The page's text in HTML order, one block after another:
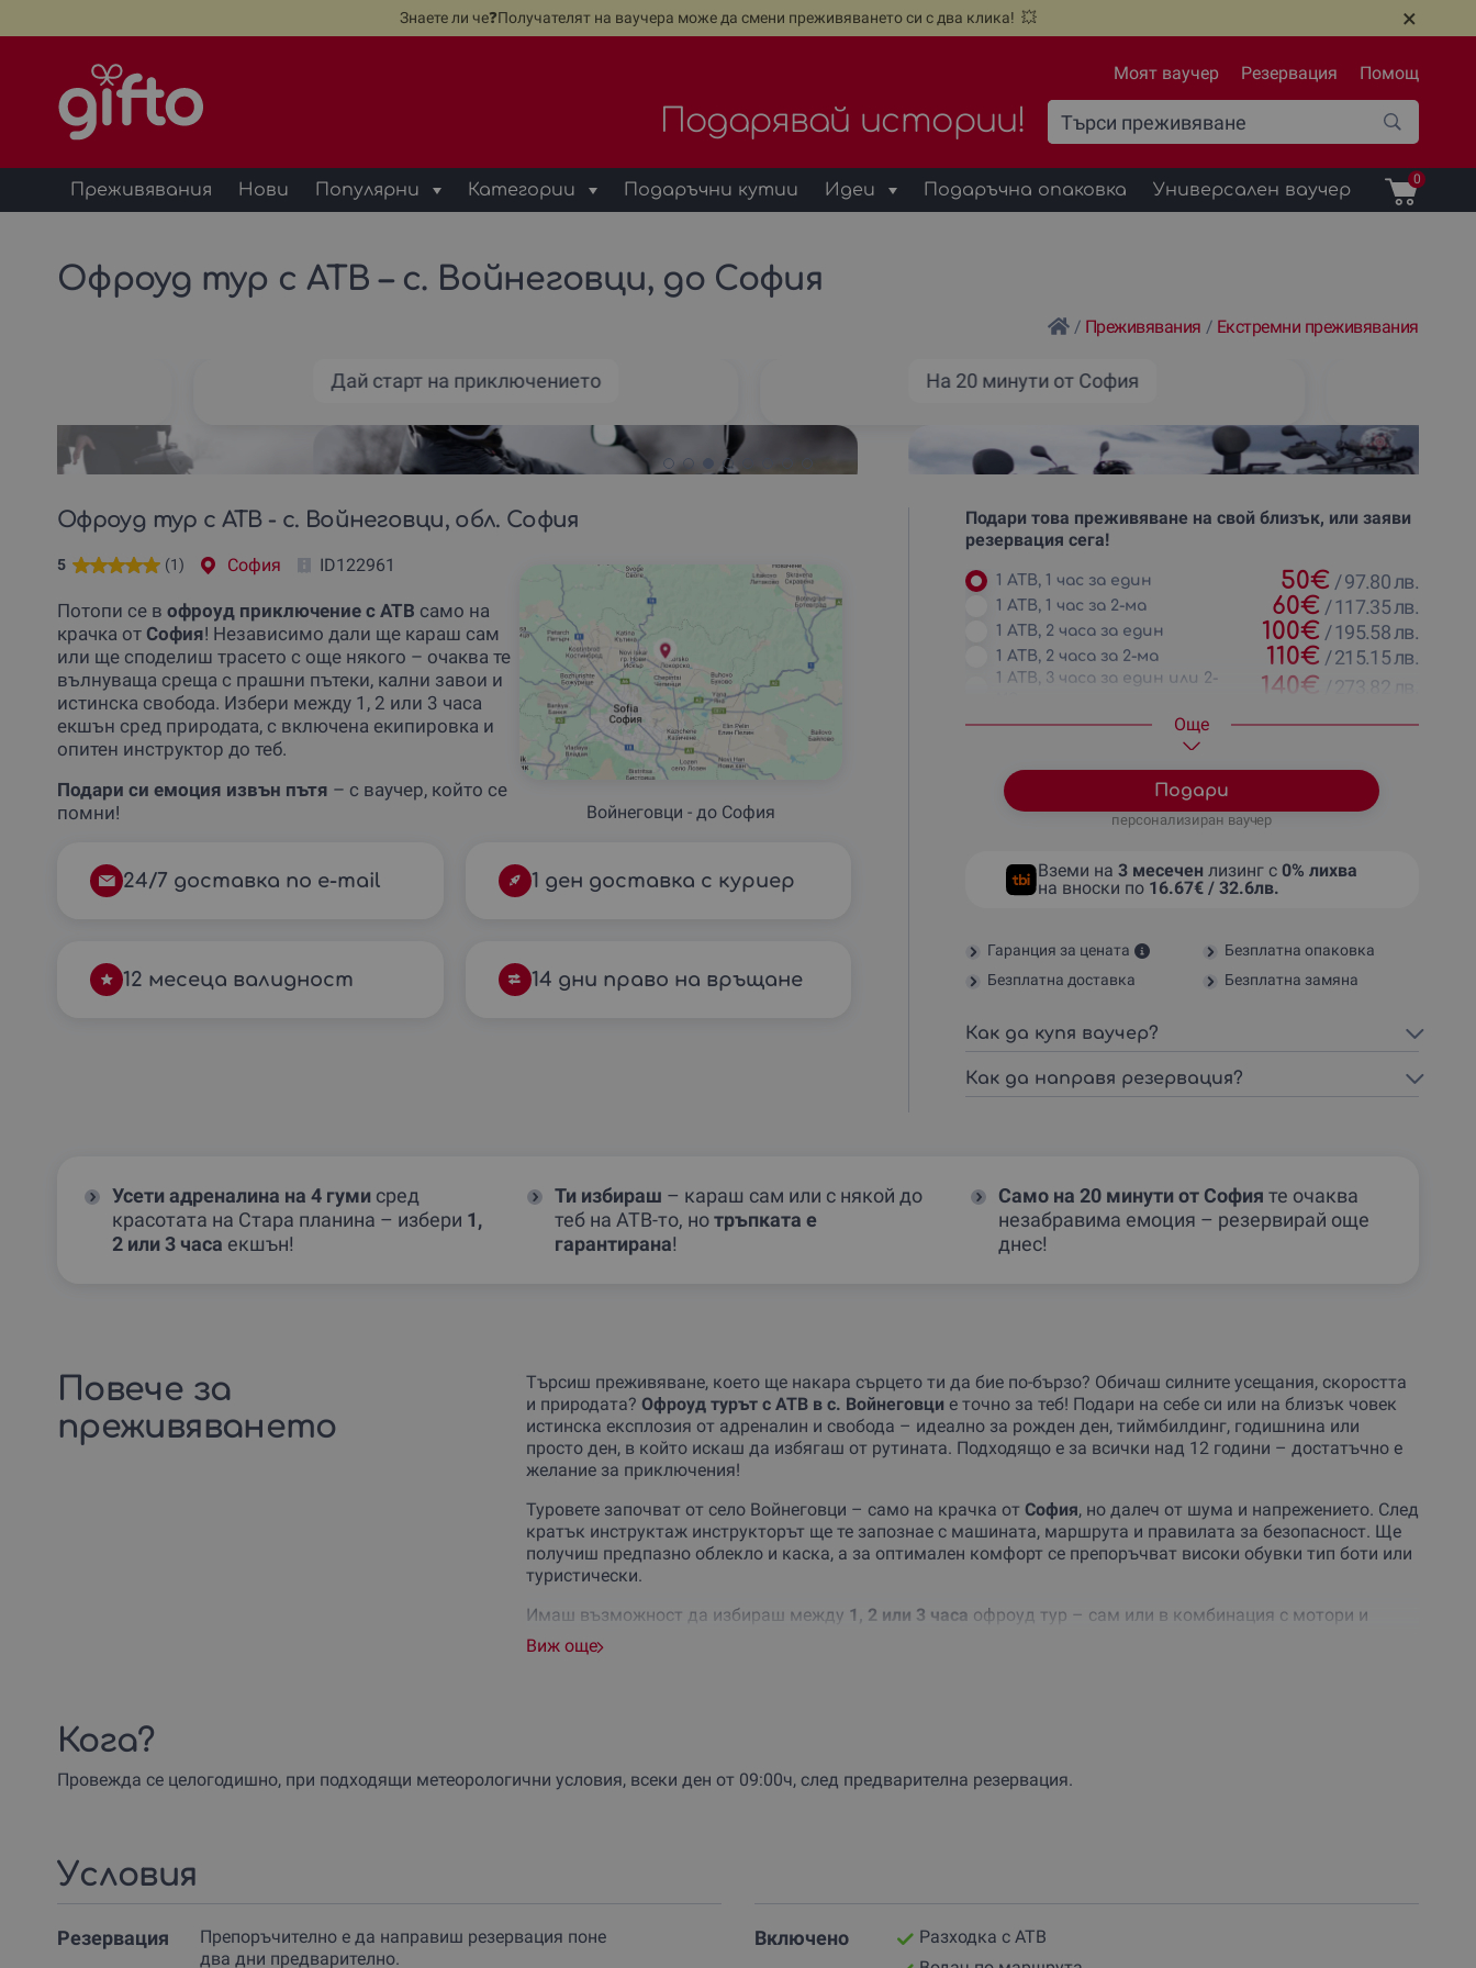
Знаете ли че❓Получателят на ваучера може да смени преживяването си с два клика! 💥 ×
Моят ваучер Резервация Помощ
Подарявай истории!
Преживявания Нови Популярни Категории Подаръчни кутии Идеи Подаръчна опаковка Универсален ваучер
0
Офроуд тур с АТВ – с. Войнеговци, до София
/ Преживявания / Екстремни преживявания
Дай старт на приключението На 20 минути от София
Офроуд тур с АТВ - с. Войнеговци, обл. София
5 (1) София ID122961
Войнеговци - до София
Потопи се в офроуд приключение с АТВ само на
крачка от София! Независимо дали ще караш сам
или ще споделиш трасето с още някого – очаква те
вълнуваща среща с прашни пътеки, кални завои и
истинска свобода. Избери между 1, 2 или 3 часа
екшън сред природата, с включена екипировка и
опитен инструктор до теб.
Подари си емоция извън пътя – с ваучер, който се
помни!
24/7 доставка по e-mail 1 ден доставка с куриер
12 месеца валидност 14 дни право на връщане
Подари това преживяване на свой близък, или заяви
резервация сега!
1 АТВ, 1 час за един 50€ /97.80 лв.
1 АТВ, 1 час за 2-ма 60€ /117.35 лв.
1 АТВ, 2 часа за един 100€ /195.58 лв.
1 АТВ, 2 часа за 2-ма 110€ /215.15 лв.
1 АТВ, 3 часа за един или 2-
140€ /273.82 лв.
Oще
Подари
персонализиран ваучер
Вземи на3 месечен лизинг с0% лихва
на вноски по 16.67€ / 32.6лв.
Гаранция за цената
Безплатна опаковка
Безплатна доставка
Безплатна замяна
Как да купя ваучер?
Как да направя резервация?
Усети адреналина на 4 гуми сред
красотата на Стара планина – избери 1,
2 или 3 часа екшън!
Ти избираш – караш сам или с някой до
теб на АТВ-то, нотръпката е
гарантирана!
Само на 20 минути от София те очаква
незабравима емоция – резервирай още
днес!
Повече за
преживяването
Търсиш преживяване, което ще накара сърцето ти да бие по-бързо? Обичаш силните усещания, скоростта
и природата? Офроуд турът с АТВ в с. Войнеговци е точно за теб! Подари на себе си или на близък човек
истинска експлозия от адреналин и свобода – идеално за рожден ден, тиймбилдинг, годишнина или
просто ден, в който искаш да избягаш от рутината. Подходящо е за всички над 12 години – достатъчно е
желание за приключения!
Туровете започват от село Войнеговци – само на крачка от София, но далеч от шума и напрежението. След
кратък инструктаж инструкторът ще те запознае с машината, маршрута и правилата за безопасност. Ще
получиш предпазно облекло и каска, а за оптимален комфорт се препоръчват високи обувки тип боти или
туристически.
Имаш възможност да избираш между 1, 2 или 3 часа офроуд тур – сам или в комбинация с мотори и
джипове. Груповите комбинации предлагат истински отборен дух и възможност да се насладиш на
разнообразен терен – прашни пътеки, горски пътеки, леки изкачвания и спускания.
Не чакай повод, създай такъв!Вземи ваучер за офроуд тур с АТВ– за подарък или за себе си. Изживей
Виж още
Кога?
Провежда се целогодишно, при подходящи метеорологични условия, всеки ден от 09:00ч, след предварителна резервация.
Условия
Резервация
Препоръчително е да направиш резервация поне
два дни предварително.
Включено
Разходка с АТВ